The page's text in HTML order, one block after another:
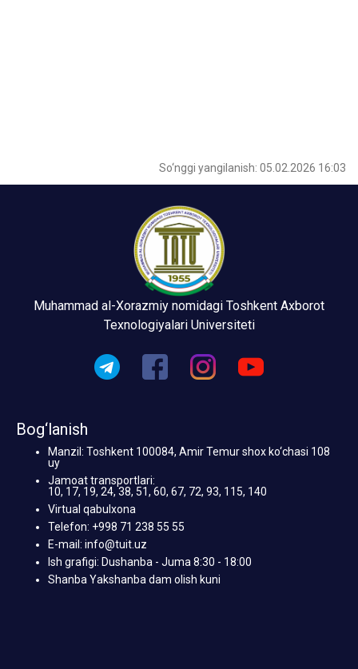
So‘nggi yangilanish: 05.02.2026 16:03
Muhammad al-Xorazmiy nomidagi Toshkent Axborot
Texnologiyalari Universiteti
Bog‘lanish
Manzil: Toshkent 100084, Amir Temur shox ko‘chasi 108
uy
Jamoat transportlari:
10, 17, 19, 24, 38, 51, 60, 67, 72, 93, 115, 140
Virtual qabulxona
Telefon: +998 71 238 55 55
E-mail: info@tuit.uz
Ish grafigi: Dushanba - Juma 8:30 - 18:00
Shanba Yakshanba dam olish kuni